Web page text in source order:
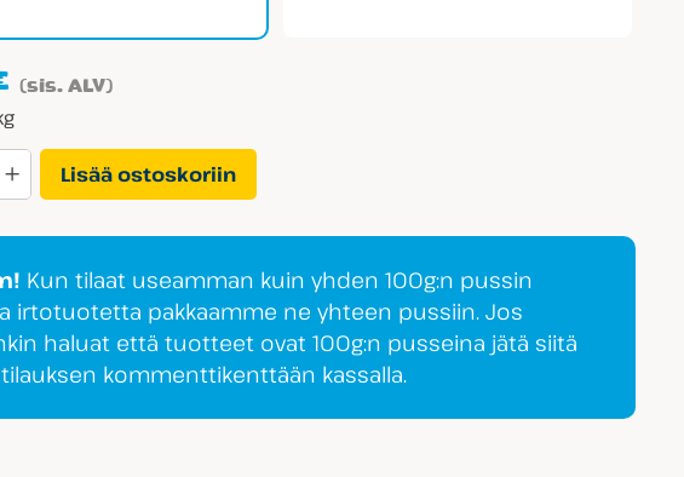
(sis. ALV)
Lisää ostoskoriin
Kun tilaat useamman kuin yhden 100g:n pussin
irtotuotetta pakkaamme ne yhteen pussiin. Jos
haluat että tuotteet ovat 100g:n pusseina jätä siitä
kommenttikenttään kassalla.